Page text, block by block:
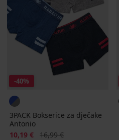
-40%
3PACK Bokserice za dječake
Antonio
Popust
10,19 € Prvobitna cijena
16,99 €